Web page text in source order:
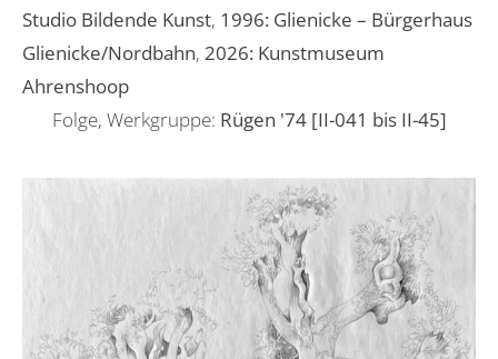
Studio Bildende Kunst, 1996: Glienicke – Bürgerhaus
Glienicke/Nordbahn, 2026: Kunstmuseum
Ahrenshoop
Folge, Werkgruppe: Rügen '74 [II-041 bis II-45]